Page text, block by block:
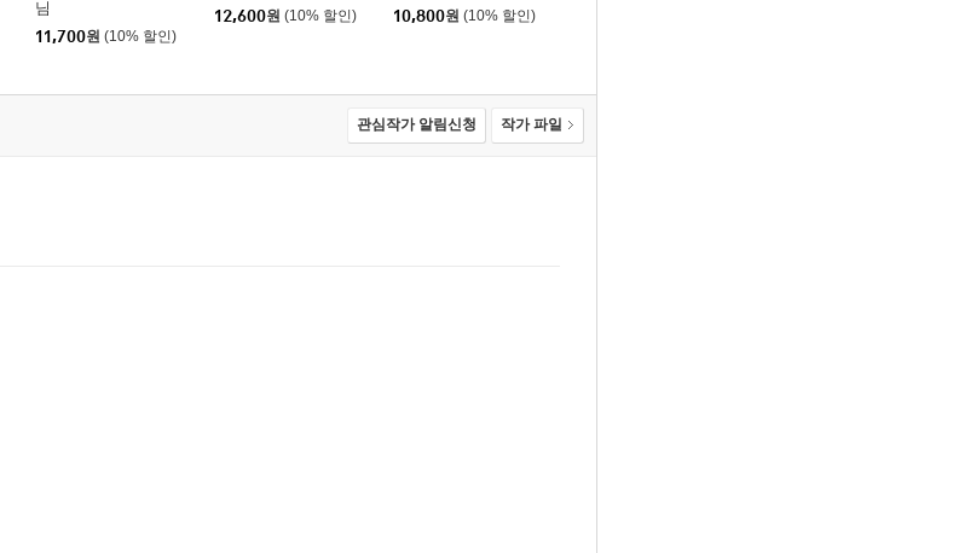
님
11,700원 (10% 할인)
12,600원 (10% 할인) 10,800원 (10% 할인)
관심작가 알림신청 작가 파일